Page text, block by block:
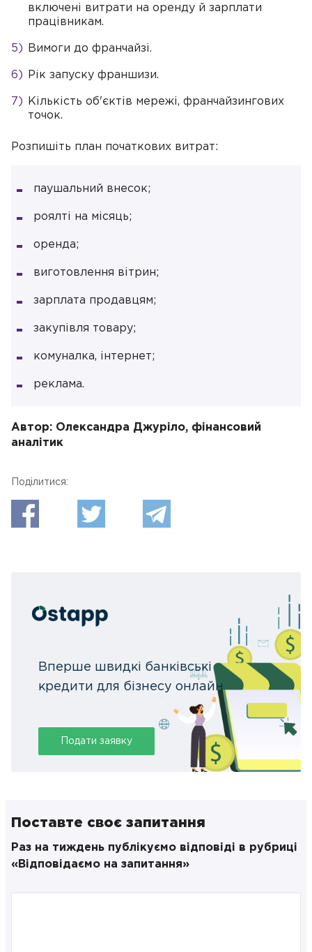
включені витрати на оренду й зарплати
працівникам.
Вимоги до франчайзі.
Рік запуску франшизи.
Кількість об'єктів мережі, франчайзингових
точок.
Розпишіть план початкових витрат:
паушальний внесок;
роялті на місяць;
оренда;
виготовлення вітрин;
зарплата продавцям;
закупівля товару;
комуналка, інтернет;
реклама.
Автор: Олександра Джуріло, фінансовий
аналітик
Поділитися:
Вперше швидкі банківські
кредити для бізнесу онлайн
Подати заявку
Поставте своє запитання
Раз на тиждень публікуємо відповіді в рубриці
«Відповідаємо на запитання»